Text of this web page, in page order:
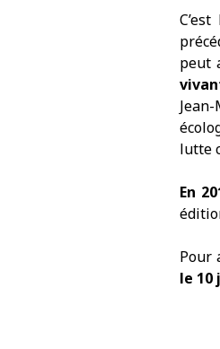
peut
lutte
En
Pour
le 10